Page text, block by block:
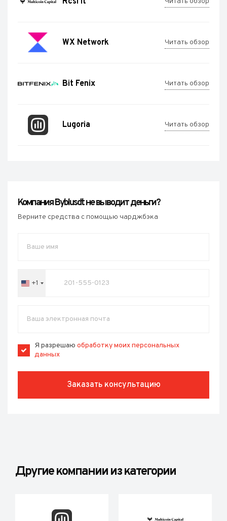
WX Network Читать обзор
Bit Fenix Читать обзор
Lugoria Читать обзор
Компания Byblusdt не выводит деньги?
Верните средства с помощью чарджбэка
United
+1
Я разрешаю обработку моих персональных
данных
Заказать консультацию
Другие компании из категории